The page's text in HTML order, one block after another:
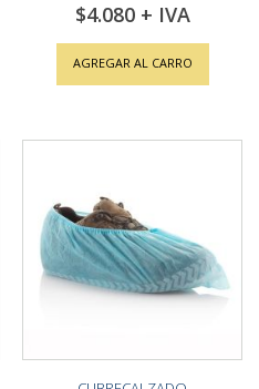
$4.080
AGREGAR AL CARRO